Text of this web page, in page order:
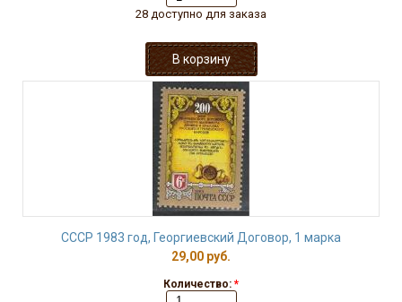
28 доступно для заказа
СССР 1983 год, Георгиевский Договор, 1 марка
29,00 руб.
Количество: *